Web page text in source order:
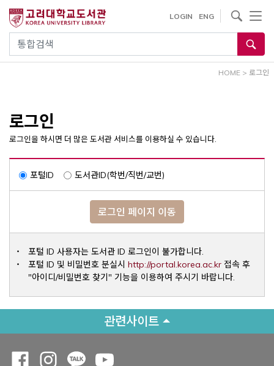
건
통합검색
LOGIN ENG
사이트내 검색
HOME > 로그인
로그인
로그인을 하시면 더 많은 도서관 서비스를 이용하실 수 있습니다.
포털ID 도서관ID(학번/직번/교번)
로그인 페이지 이동
포털 ID 사용자는 도서관 ID 로그인이 불가합니다.
포털 ID 및 비밀번호 분실시 http://portal.korea.ac.krOpens a
접속 후
"아이디/비밀번호 찾기" 기능을 이용하여 주시기 바랍니다.
관련사이트
Opens a new window
Opens a new window
Opens a new window